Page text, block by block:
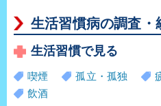
生活習慣病の調査・
生活習慣で見る
喫煙 孤立・孤独
飲酒